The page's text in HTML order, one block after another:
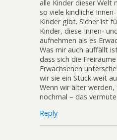
alle Kinder dieser Welt
so viele kindliche
Kinder gibt. Sicher ist
Kinder, diese Innen-
aufnehmen als es
Was mir auch auffällt
dass sich die
Erwachsenen
wir sie ein Stück weit
Wenn wir älter
nochmal – das
Reply